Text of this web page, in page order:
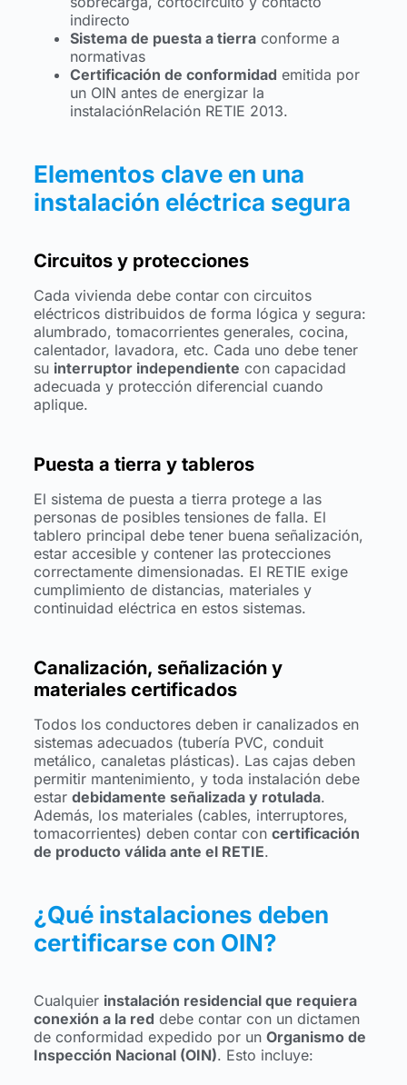
indirecto
Sistema de puesta a tierraconforme a
normativas
Certificación de conformidad emitida por
un OIN antes de energizar la
instalaciónRelación RETIE 2013.
Elementos clave en una
instalación eléctrica segura
Circuitos y protecciones
Cada vivienda debe contar con circuitos
eléctricos distribuidos de forma lógica y segura:
alumbrado, tomacorrientes generales, cocina,
calentador, lavadora, etc. Cada uno debe tener
su interruptor independiente con capacidad
adecuada y protección diferencial cuando
aplique.
Puesta a tierra y tableros
El sistema de puesta a tierra protege a las
personas de posibles tensiones de falla. El
tablero principal debe tener buena señalización,
estar accesible y contener las protecciones
correctamente dimensionadas. El RETIE exige
cumplimiento de distancias, materiales y
continuidad eléctrica en estos sistemas.
Canalización, señalización y
materiales certificados
Todos los conductores deben ir canalizados en
sistemas adecuados (tubería PVC, conduit
metálico, canaletas plásticas). Las cajas deben
permitir mantenimiento, y toda instalación debe
estar debidamente señalizada y rotulada.
Además, los materiales (cables, interruptores,
tomacorrientes) deben contar con certificación
de producto válida ante el RETIE.
¿Qué instalaciones deben
certificarse con OIN?
Cualquier instalación residencial que requiera
conexión a la red debe contar con un dictamen
de conformidad expedido por un Organismo de
Inspección Nacional (OIN). Esto incluye: